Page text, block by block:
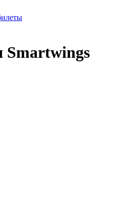
Smartwings